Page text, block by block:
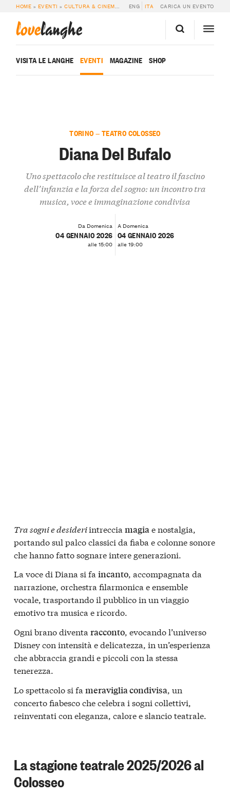
HOME » EVENTI »CULTURA & CINEMA » DIANA DEL BUFALO
ENG ITA CARICA UN EVENTO
lovelanghe
VISITA LE LANGHE EVENTI MAGAZINE SHOP
TORINO — TEATRO COLOSSEO
Diana Del Bufalo
Uno spettacolo che restituisce al teatro il fascino
dell’infanzia e la forza del sogno: un incontro tra
musica, voce e immaginazione condivisa
Da Domenica
04 GENNAIO 2026
alle 15:00
A Domenica
04 GENNAIO 2026
alle 19:00
Tra sogni e desideriintreccia magiae nostalgia,
portando sul palco classici da fiaba e colonne sonore
che hanno fatto sognare intere generazioni.
La voce di Diana si fa incanto, accompagnata da
narrazione, orchestra filarmonica e ensemble
vocale, trasportando il pubblico in un viaggio
emotivo tra musica e ricordo.
Ogni brano diventa racconto, evocando l’universo
Disney con intensità e delicatezza, in un’esperienza
che abbraccia grandi e piccoli con la stessa
tenerezza.
Lo spettacolo si fa meraviglia condivisa, un
concerto fiabesco che celebra i sogni collettivi,
reinventati con eleganza, calore e slancio teatrale.
La stagione teatrale 2025/2026 al
Colosseo